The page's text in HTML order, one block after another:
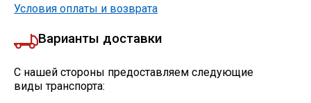
Условия оплаты и возврата
Варианты доставки
С нашей стороны предоставляем следующие
виды транспорта: